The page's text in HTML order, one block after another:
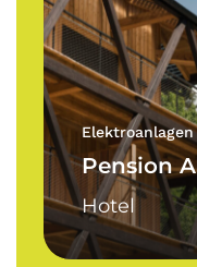
Schmiede
Elektroanlagen
Pension
Hotel